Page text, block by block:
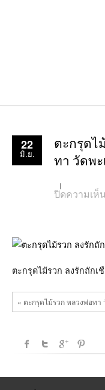
22
มิ.ย.
ตะกรุดไ
ทา วัดพะ
ปิดความเห็
ตะกรุดไม้รวก ลงรักถักเ
« ตะกรุดไม้รวก หลวงพ่อทา